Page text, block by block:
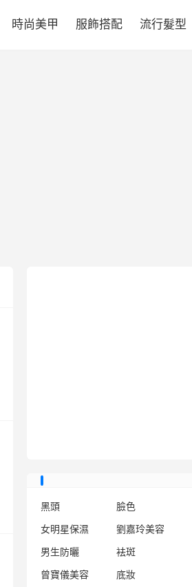
時尚美甲 服飾搭配 流行髮型
黑頭 臉色
女明星保濕
劉嘉玲美容
男生防曬
袪斑
曾寶儀美容
底妝